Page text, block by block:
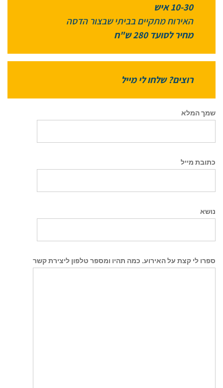
10-30 איש
האירוח מתקיים בביתי שבצור הדסה
מחיר לסועד 280 ש"ח
רוצים? שלחו לי מייל
שמך המלא
כתובת מייל
נושא
ספרו לי קצת על האירוע, כמה תהיו ומספר טלפון ליצירת קשר